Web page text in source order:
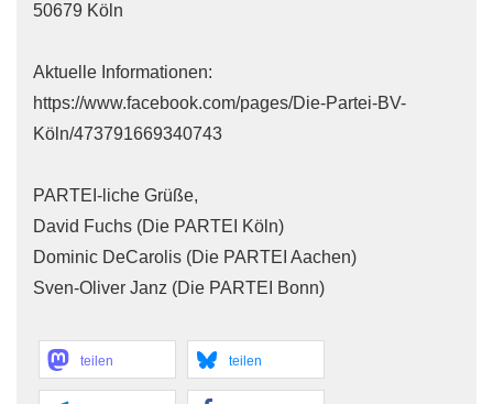
50679 Köln
Aktuelle Informationen:
https://www.facebook.com/pages/Die-Partei-BV-
Köln/473791669340743
PARTEI-liche Grüße,
David Fuchs (Die PARTEI Köln)
Dominic DeCarolis (Die PARTEI Aachen)
Sven-Oliver Janz (Die PARTEI Bonn)
teilen teilen